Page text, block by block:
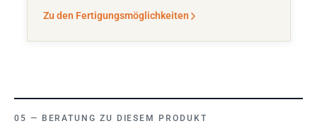
Zu den Fertigungsmöglichkeiten
BERATUNG ZU DIESEM PRODUKT